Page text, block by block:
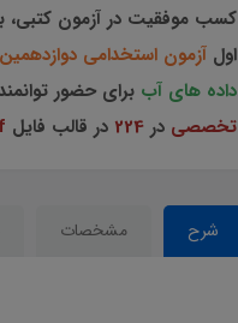
کسب موفقیت در آزمون کتبی،
اول آزمون استخدامی
داده های آب برای حضور
تخصصی در در قالب فایل
شرح مشخصات